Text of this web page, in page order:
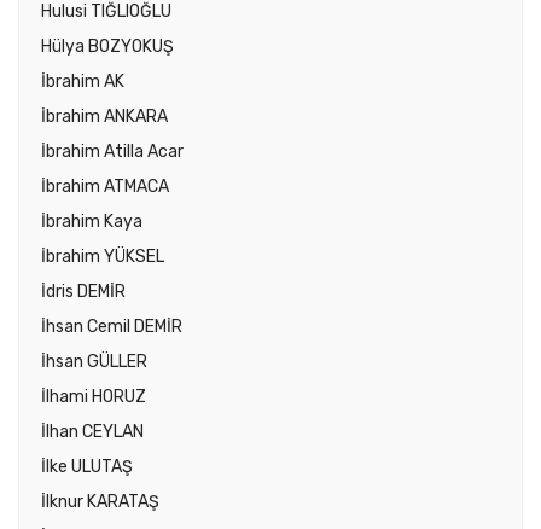
Hulusi TIĞLIOĞLU
Hülya BOZYOKUŞ
İbrahim AK
İbrahim ANKARA
İbrahim Atilla Acar
İbrahim ATMACA
İbrahim Kaya
İbrahim YÜKSEL
İdris DEMİR
İhsan Cemil DEMİR
İhsan GÜLLER
İlhami HORUZ
İlhan CEYLAN
İlke ULUTAŞ
İlknur KARATAŞ